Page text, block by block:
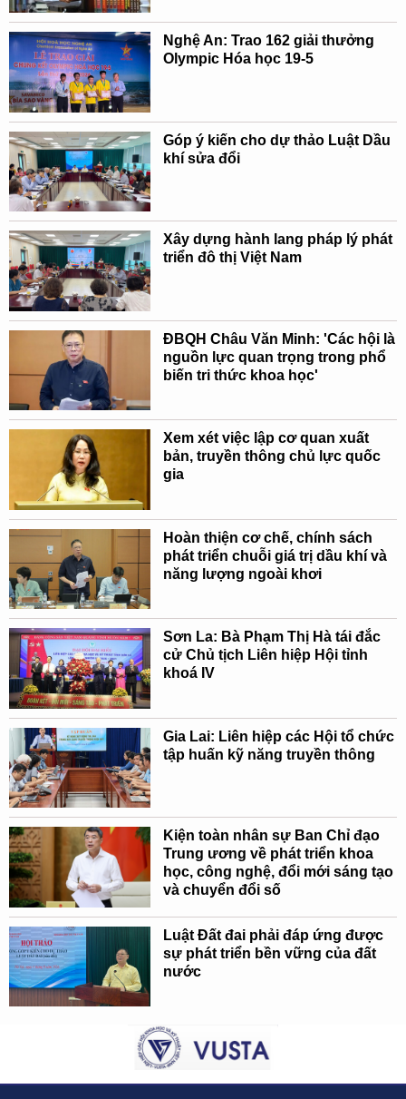
Nghệ An: Trao 162 giải thưởng
Olympic Hóa học 19-5
Góp ý kiến cho dự thảo Luật Dầu
khí sửa đổi
Xây dựng hành lang pháp lý phát
triển đô thị Việt Nam
ĐBQH Châu Văn Minh: 'Các hội là
nguồn lực quan trọng trong phổ
biến tri thức khoa học'
Xem xét việc lập cơ quan xuất
bản, truyền thông chủ lực quốc
gia
Hoàn thiện cơ chế, chính sách
phát triển chuỗi giá trị dầu khí và
năng lượng ngoài khơi
Sơn La: Bà Phạm Thị Hà tái đắc
cử Chủ tịch Liên hiệp Hội tỉnh
khoá IV
Gia Lai: Liên hiệp các Hội tổ chức
tập huấn kỹ năng truyền thông
Kiện toàn nhân sự Ban Chỉ đạo
Trung ương về phát triển khoa
học, công nghệ, đổi mới sáng tạo
và chuyển đổi số
Luật Đất đai phải đáp ứng được
sự phát triển bền vững của đất
nước